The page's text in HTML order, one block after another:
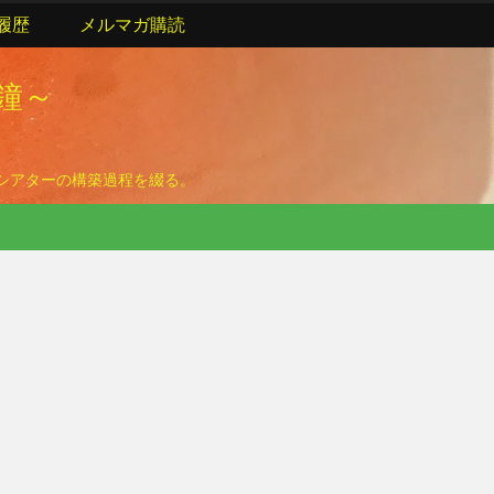
～
ターの構築過程を綴る。
歴 メルマガ購読